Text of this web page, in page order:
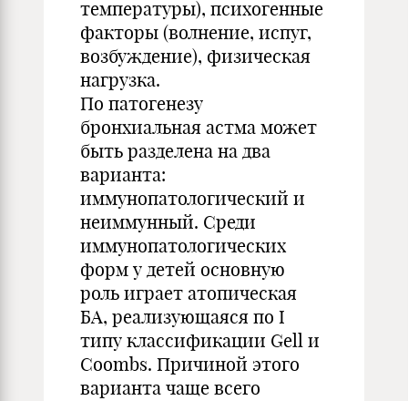
температуры), психогенные
факторы (волнение, испуг,
возбуждение), физическая
нагрузка.
По патогенезу
бронхиальная астма может
быть разделена на два
варианта:
иммунопатологический и
неиммунный. Среди
иммунопатологических
форм у детей основную
роль играет атопическая
БА, реализующаяся по I
типу классификации Gell и
Coombs. Причиной этого
варианта чаще всего